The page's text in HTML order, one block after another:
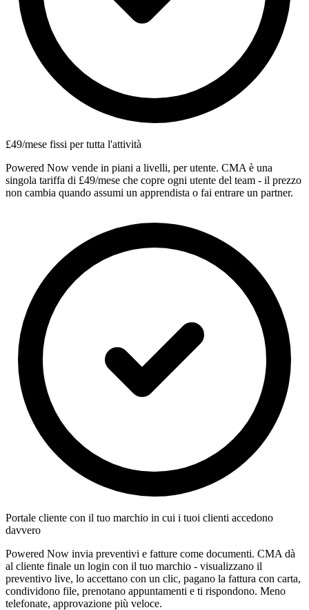
£49/mese fissi per tutta l'attività
Powered Now vende in piani a livelli, per utente. CMA è una
singola tariffa di £49/mese che copre ogni utente del team - il prezzo
non cambia quando assumi un apprendista o fai entrare un partner.
Portale cliente con il tuo marchio in cui i tuoi clienti accedono
davvero
Powered Now invia preventivi e fatture come documenti. CMA dà
al cliente finale un login con il tuo marchio - visualizzano il
preventivo live, lo accettano con un clic, pagano la fattura con carta,
condividono file, prenotano appuntamenti e ti rispondono. Meno
telefonate, approvazione più veloce.